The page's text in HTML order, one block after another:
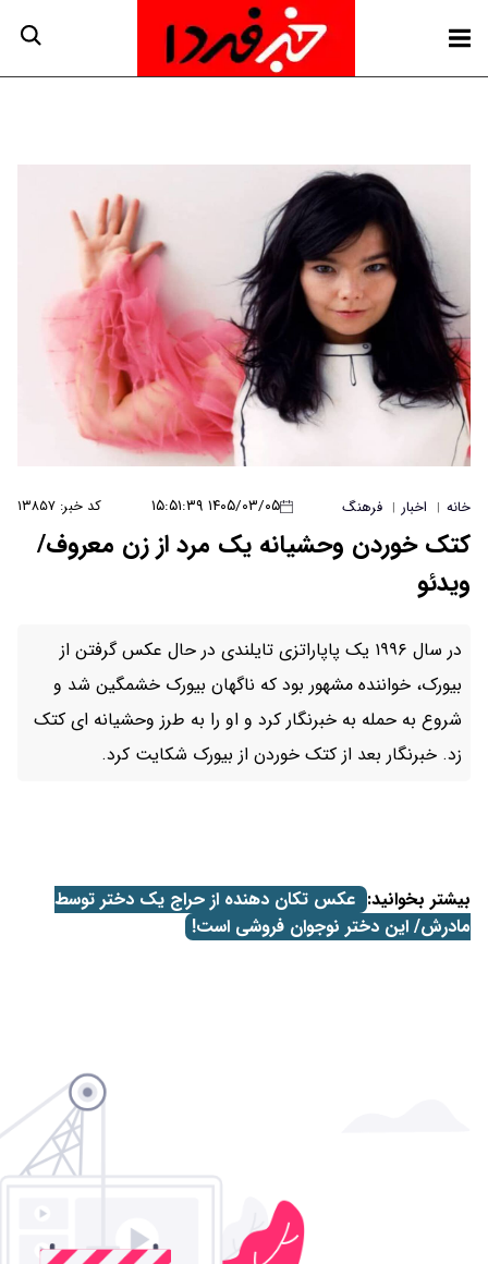
۱۴۰۵/۰۳/۰۵ ۱۵:۵۱:۳۹ کد خبر: ۱۳۸۵۷
یک مرد از زن معروف/
پاپاراتزی تایلندی در حال عکس گرفتن از
بود که ناگهان بیورک خشمگین شد و
کرد و او را به طرز وحشیانه ای کتک
خوردن از بیورک شکایت کرد.
دهنده از حراج یک دختر توسط
فروشی است!